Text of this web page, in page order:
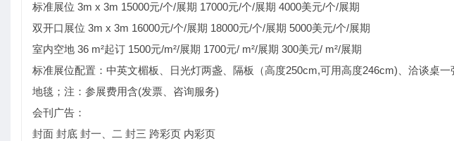
标准展位 3m x 3m 15000元/个/展期 17000元/个/展期 4000美元/个/展期
双开口展位 3m x 3m 16000元/个/展期 18000元/个/展期 5000美元/个/展期
室内空地 36 m²起订 1500元/m²/展期 1700元/ m²/展期 300美元/ m²/展期
标准展位配置：中英文楣板、日光灯两盏、隔板（高度250cm,可用高度246cm)、洽谈桌
地毯；注：参展费用含(发票、咨询服务)
会刊广告：
封面 封底 封一、二 封三 跨彩页 内彩页